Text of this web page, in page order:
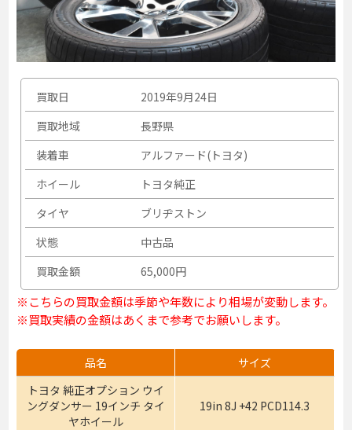
買取日
2019年9月24日
買取地域
長野県
装着車
アルファード(トヨタ)
ホイール
トヨタ純正
タイヤ
ブリヂストン
状態
中古品
買取金額
65,000円
※こちらの買取金額は季節や年数により相場が変動します。
※買取実績の金額はあくまで参考でお願いします。
品名
サイズ
トヨタ 純正オプション ウイ
ングダンサー 19インチ タイ
ヤホイール
19in 8J +42 PCD114.3